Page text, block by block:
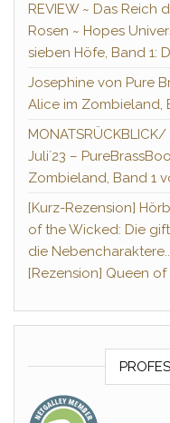
REVIEW ~ Das
Rosen ~ Hopes
sieben Höfe, Band 1:
Josephine von Pure
Alice im Zombieland,
Juli´23 –
Zombieland, Band 1
[Kurz-Rezension]
of the Wicked: Die
die
[Rezension] Queen